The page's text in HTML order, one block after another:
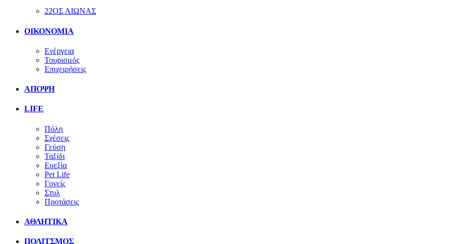
22ΟΣ ΑΙΩΝΑΣ
ΟΙΚΟΝΟΜΙΑ
Ενέργεια
Τουρισμός
Επιχειρήσεις
ΑΠΟΨΗ
LIFE
Πόλη
Σχέσεις
Γεύση
Ταξίδι
Ευεξία
Pet Life
Γονείς
Στυλ
Προτάσεις
ΑΘΛΗΤΙΚΑ
ΠΟΛΙΤΣΜΟΣ